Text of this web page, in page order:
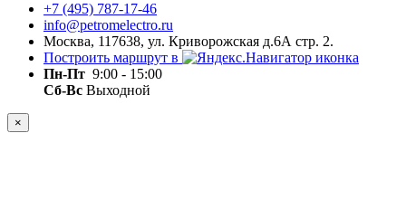
+7 (495) 787-17-46
info@petromelectro.ru
Москва, 117638, ул. Криворожская д.6А стр. 2.
Построить маршрут в
Пн-Пт 9:00 - 15:00
Сб-Вс Выходной
×